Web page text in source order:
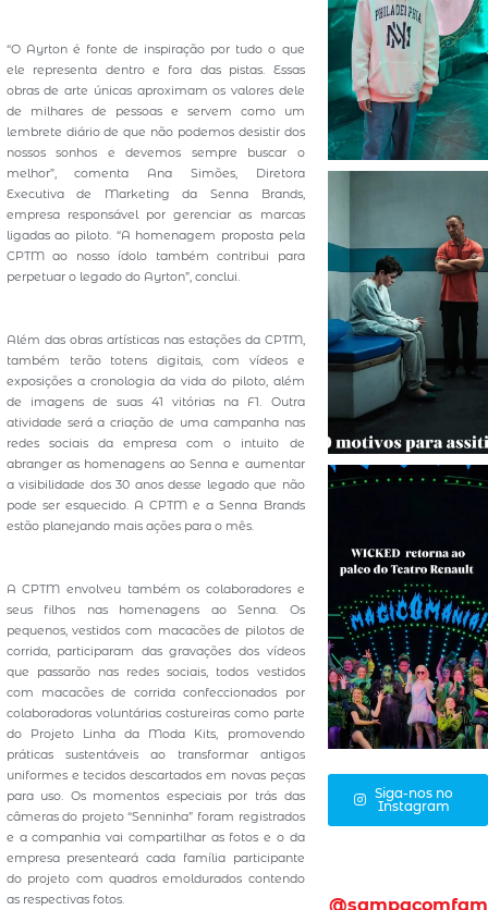
“O Ayrton é fonte de inspiração por tudo o que
ele representa dentro e fora das pistas. Essas
obras de arte únicas aproximam os valores dele
de milhares de pessoas e servem como um
lembrete diário de que não podemos desistir dos
nossos sonhos e devemos sempre buscar o
melhor”, comenta Ana Simões, Diretora
Executiva de Marketing da Senna Brands,
empresa responsável por gerenciar as marcas
ligadas ao piloto. “A homenagem proposta pela
CPTM ao nosso ídolo também contribui para
perpetuar o legado do Ayrton”, conclui.
Além das obras artísticas nas estações da CPTM,
também terão totens digitais, com vídeos e
exposições a cronologia da vida do piloto, além
de imagens de suas 41 vitórias na F1. Outra
atividade será a criação de uma campanha nas
redes sociais da empresa com o intuito de
abranger as homenagens ao Senna e aumentar
a visibilidade dos 30 anos desse legado que não
pode ser esquecido. A CPTM e a Senna Brands
estão planejando mais ações para o mês.
A CPTM envolveu também os colaboradores e
seus filhos nas homenagens ao Senna. Os
pequenos, vestidos com macacões de pilotos de
corrida, participaram das gravações dos vídeos
que passarão nas redes sociais, todos vestidos
com macacões de corrida confeccionados por
colaboradoras voluntárias costureiras como parte
do Projeto Linha da Moda Kits, promovendo
práticas sustentáveis ao transformar antigos
uniformes e tecidos descartados em novas peças
para uso. Os momentos especiais por trás das
câmeras do projeto “Senninha” foram registrados
e a companhia vai compartilhar as fotos e o da
empresa presenteará cada família participante
do projeto com quadros emoldurados contendo
as respectivas fotos.
Siga-nos no
Instagram
@sampacomfam